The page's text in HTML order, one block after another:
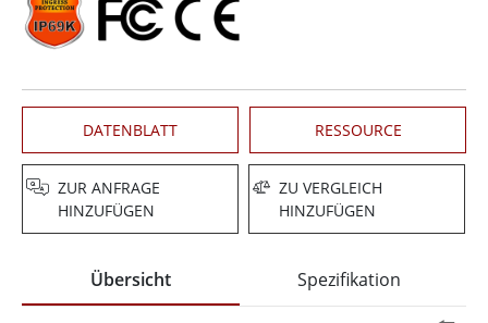
DATENBLATT RESSOURCE
ZUR ANFRAGE
HINZUFÜGEN
ZU VERGLEICH
HINZUFÜGEN
Übersicht Spezifikation